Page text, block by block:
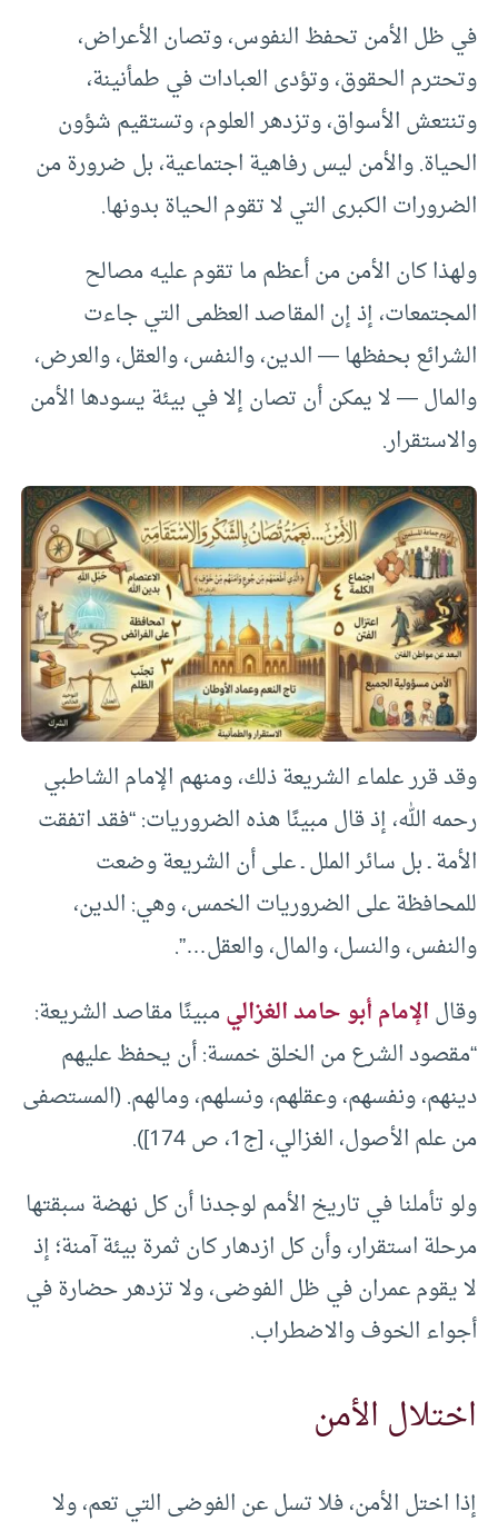
في ظل الأمن تحفظ النفوس، وتصان الأعراض،
وتحترم الحقوق، وتؤدى العبادات في طمأنينة،
وتنتعش الأسواق، وتزدهر العلوم، وتستقيم شؤون
الحياة. والأمن ليس رفاهية اجتماعية، بل ضرورة من
الضرورات الكبرى التي لا تقوم الحياة بدونها.
ولهذا كان الأمن من أعظم ما تقوم عليه مصالح
المجتمعات، إذ إن المقاصد العظمى التي جاءت
الشرائع بحفظها — الدين، والنفس، والعقل، والعرض،
والمال — لا يمكن أن تصان إلا في بيئة يسودها الأمن
والاستقرار.
وقد قرر علماء الشريعة ذلك، ومنهم الإمام الشاطبي
رحمه الله، إذ قال مبينًا هذه الضروريات: “فقد اتفقت
الأمة ـ بل سائر الملل ـ على أن الشريعة وضعت
للمحافظة على الضروريات الخمس، وهي: الدين،
والنفس، والنسل، والمال، والعقل…”.
وقالالإمام أبو حامد الغزاليمبينًا مقاصد الشريعة:
“مقصود الشرع من الخلق خمسة: أن يحفظ عليهم
دينهم، ونفسهم، وعقلهم، ونسلهم، ومالهم. (المستصفى
من علم الأصول، الغزالي، [ج1، ص 174]).
ولو تأملنا في تاريخ الأمم لوجدنا أن كل نهضة سبقتها
مرحلة استقرار، وأن كل ازدهار كان ثمرة بيئة آمنة؛ إذ
لا يقوم عمران في ظل الفوضى، ولا تزدهر حضارة في
أجواء الخوف والاضطراب.
اختلال الأمن
إذا اختل الأمن، فلا تسل عن الفوضى التي تعم، ولا